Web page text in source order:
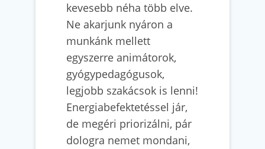
kevesebb néha több elve.
Ne akarjunk nyáron a
munkánk mellett
egyszerre animátorok,
gyógypedagógusok,
legjobb szakácsok is lenni!
Energiabefektetéssel jár,
de megéri priorizálni, pár
dologra nemet mondani,